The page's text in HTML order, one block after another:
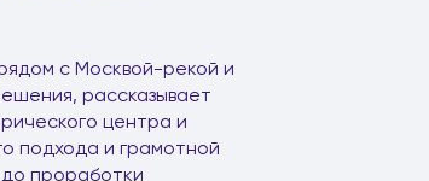
с Москвой-рекой и
рассказывает
центра и
подхода и грамотной
проработки